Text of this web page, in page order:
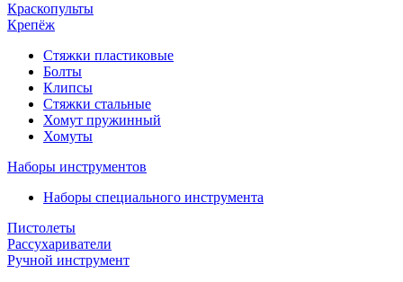
Краскопульты
Крепёж
Стяжки пластиковые
Болты
Клипсы
Стяжки стальные
Хомут пружинный
Хомуты
Наборы инструментов
Наборы специального инструмента
Пистолеты
Рассухариватели
Ручной инструмент